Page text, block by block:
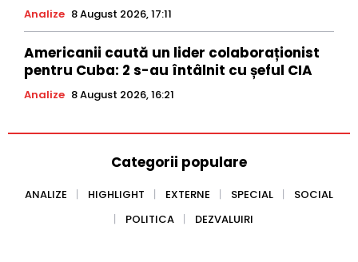
Analize 8 August 2026, 17:11
Americanii caută un lider colaboraționist
pentru Cuba: 2 s-au întâlnit cu șeful CIA
Analize 8 August 2026, 16:21
Categorii populare
ANALIZE HIGHLIGHT EXTERNE SPECIAL
SOCIAL
POLITICA
DEZVALUIRI